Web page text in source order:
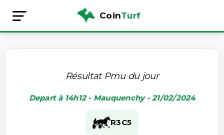
CoinTurf
Résultat Pmu du jour
Depart à 14h12 - Mauquenchy - 21/02/2024
R3C5